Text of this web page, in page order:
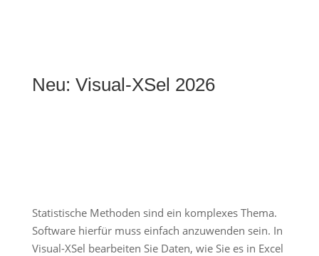
Neu: Visual-XSel 2026
Statistische Methoden sind ein komplexes Thema.
Software hierfür muss einfach anzuwenden sein. In
Visual-XSel bearbeiten Sie Daten, wie Sie es in Excel